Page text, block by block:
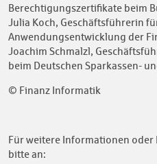
Berechtigungszertifikate beim
Julia Koch, Geschäftsführerin
Anwendungsentwicklung der
Joachim Schmalzl,
beim Deutschen Sparkassen-
© Finanz Informatik
Für weitere Informationen oder
bitte an: